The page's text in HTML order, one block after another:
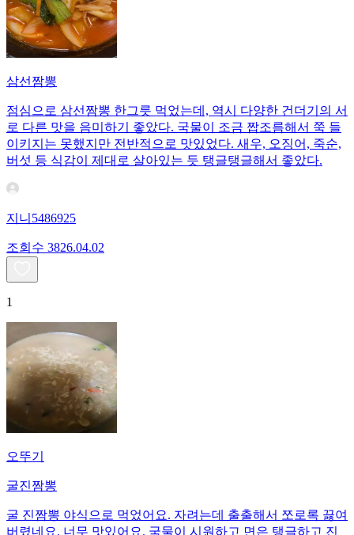
삼선짬뽕
점심으로 삼선짬뽕 한그릇 먹었는데, 역시 다양한 건더기의 서
로 다른 맛을 음미하기 좋았다. 국물이 조금 짭조름해서 쭉 들
이키지는 못했지만 전반적으로 맛있었다. 새우, 오징어, 죽순,
버섯 등 식감이 제대로 살아있는 듯 탱글탱글해서 좋았다.
지니5486925
조회수 3826.04.02
1
오뚜기
굴진짬뽕
굴 진짬뽕 야식으로 먹었어요. 자려는데 출출해서 쪼로록 끓여
버렸네요. 너무 맛있어요. 국물이 시원하고 면은 탱글하고 진